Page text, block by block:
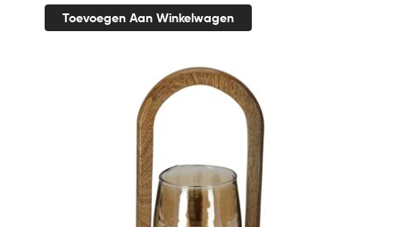
Toevoegen Aan Winkelwagen